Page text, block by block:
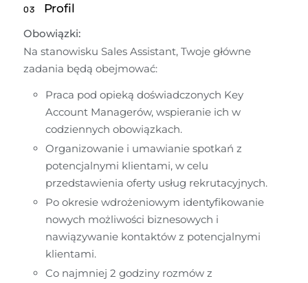
03 Profil
Obowiązki:
Na stanowisku Sales Assistant, Twoje główne
zadania będą obejmować:
Praca pod opieką doświadczonych Key
Account Managerów, wspieranie ich w
codziennych obowiązkach.
Organizowanie i umawianie spotkań z
potencjalnymi klientami, w celu
przedstawienia oferty usług rekrutacyjnych.
Po okresie wdrożeniowym identyfikowanie
nowych możliwości biznesowych i
nawiązywanie kontaktów z potencjalnymi
klientami.
Co najmniej 2 godziny rozmów z